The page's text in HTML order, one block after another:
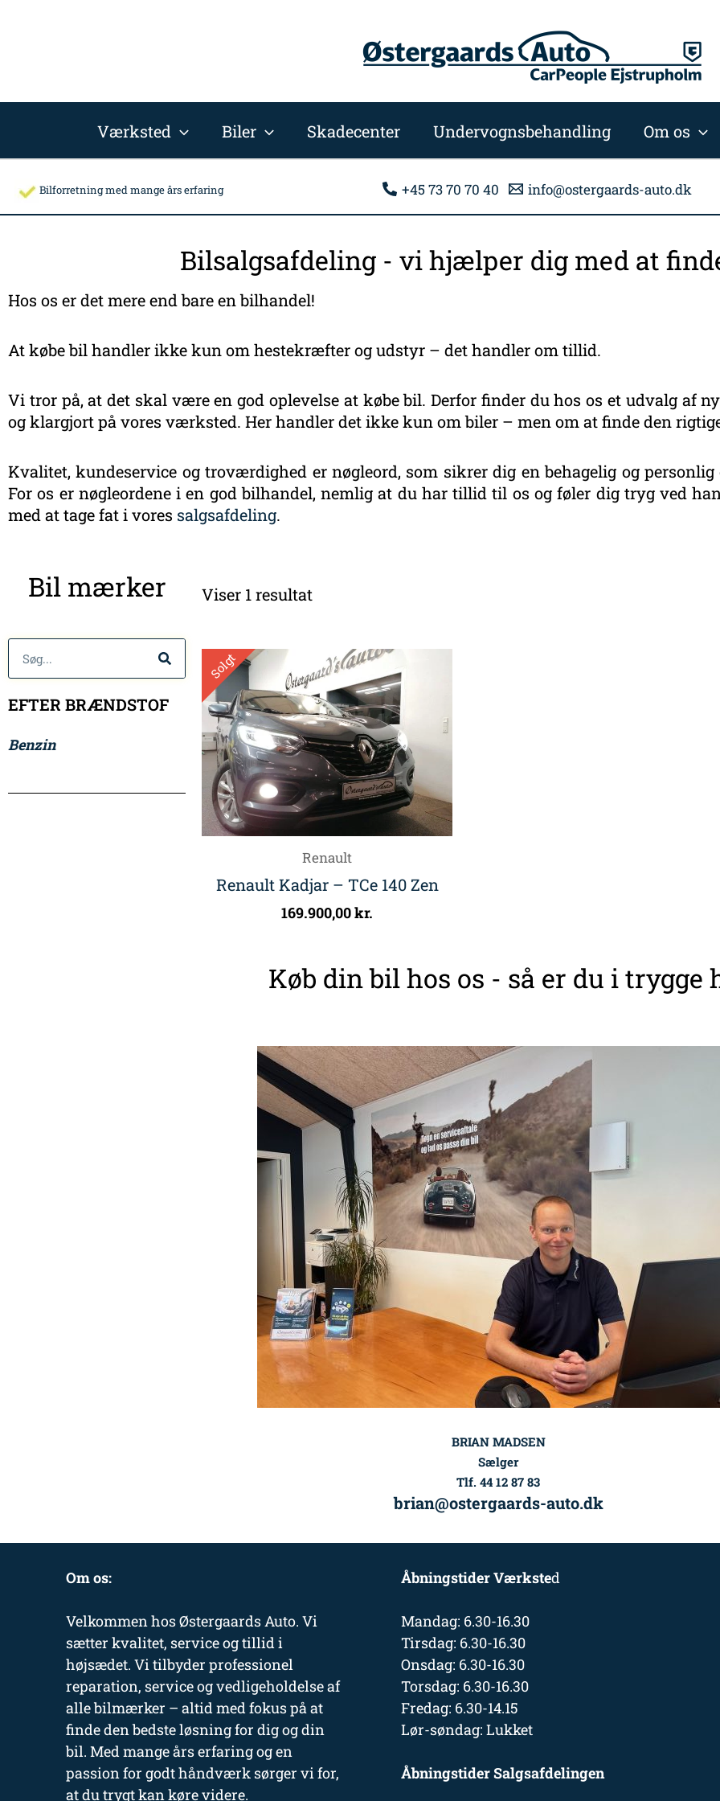
Værksted Biler Skadecenter Undervognsbehandling Om os
Bilforretning med mange års erfaring +45 73 70 70 40 info@ostergaards-auto.dk
Bilsalgsafdeling - vi hjælper dig med at
Hos os er det mere end bare en bilhandel!
At købe bil handler ikke kun om hestekræfter og udstyr – det handler om tillid.
Vi tror på, at det skal være en god oplevelse at købe bil. Derfor finder du hos os et udvalg af
og klargjort på vores værksted. Her handler det ikke kun om biler – men om at finde den
Kvalitet, kundeservice og troværdighed er nøgleord, som sikrer dig en behagelig og
For os er nøgleordene i en god bilhandel, nemlig at du har tillid til os og føler dig tryg ved
med at tage fat i vores salgsafdeling.
Bil mærker
Søg
EFTER BRÆNDSTOF
Benzin
Viser 1 resultat
Solgt
Renault
Renault Kadjar – TCe 140 Zen
169.900,00kr.
Køb din bil hos os - så er du i trygge
BRIAN MADSEN
Sælger
Tlf. 44 12 87 83
brian@ostergaards-auto.dk
Om os:
Velkommen hos Østergaards Auto. Vi
sætter kvalitet, service og tillid i
højsædet. Vi tilbyder professionel
reparation, service og vedligeholdelse af
alle bilmærker – altid med fokus på at
finde den bedste løsning for dig og din
bil. Med mange års erfaring og en
passion for godt håndværk sørger vi for,
at du trygt kan køre videre.
Åbningstider Værksted
Mandag: 6.30-16.30
Tirsdag: 6.30-16.30
Onsdag: 6.30-16.30
Torsdag: 6.30-16.30
Fredag: 6.30-14.15
Lør-søndag: Lukket
Åbningstider Salgsafdelingen